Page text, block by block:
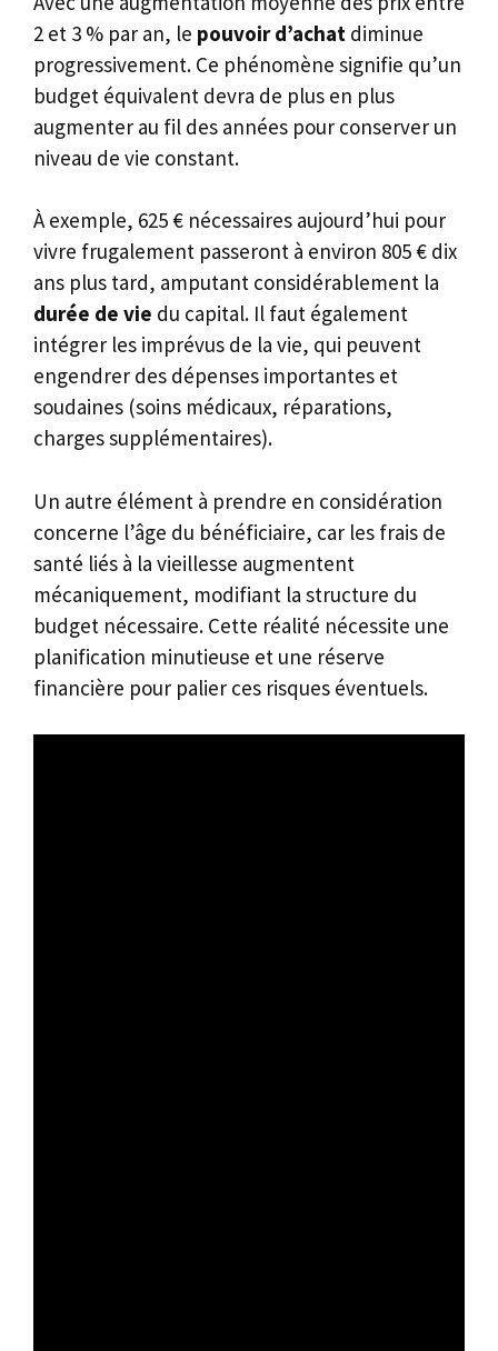
2 et 3 % par an, le pouvoir d’achat diminue
progressivement. Ce phénomène signifie qu’un
budget équivalent devra de plus en plus
augmenter au fil des années pour conserver un
niveau de vie constant.
À exemple, 625 € nécessaires aujourd’hui pour
vivre frugalement passeront à environ 805 € dix
ans plus tard, amputant considérablement la
durée de vie du capital. Il faut également
intégrer les imprévus de la vie, qui peuvent
engendrer des dépenses importantes et
soudaines (soins médicaux, réparations,
charges supplémentaires).
Un autre élément à prendre en considération
concerne l’âge du bénéficiaire, car les frais de
santé liés à la vieillesse augmentent
mécaniquement, modifiant la structure du
budget nécessaire. Cette réalité nécessite une
planification minutieuse et une réserve
financière pour palier ces risques éventuels.